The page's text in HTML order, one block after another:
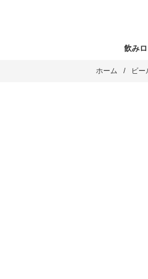
飲み
ホーム ビー